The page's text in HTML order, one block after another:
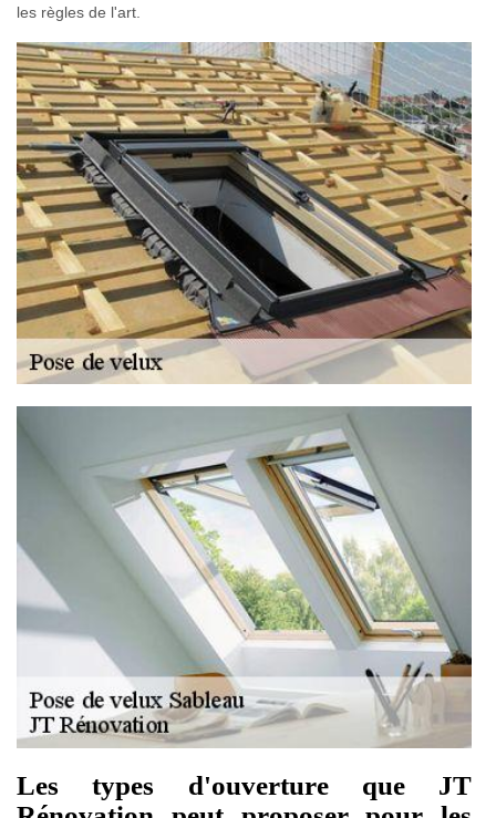
les règles de l'art.
Les types d'ouverture que JT